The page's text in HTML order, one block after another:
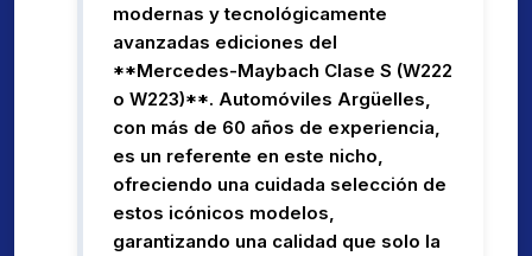
modernas y tecnológicamente
avanzadas ediciones del
**Mercedes-Maybach Clase S (W222
o W223)**. Automóviles Argüelles,
con más de 60 años de experiencia,
es un referente en este nicho,
ofreciendo una cuidada selección de
estos icónicos modelos,
garantizando una calidad que solo la